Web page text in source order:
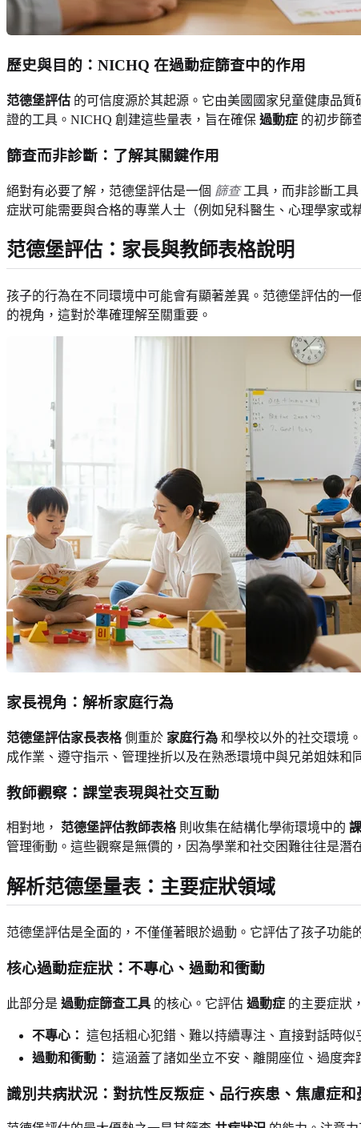
歷史與目的：NICHQ 在過動症篩查中的作用
范德堡評估 的可信度源於其起源。它由美國國家兒童健康品
證的工具。NICHQ 創建這些量表，旨在確保 過動症 的初步篩
篩查而非診斷：了解其關鍵作用
絕對有必要了解，范德堡評估是一個 篩查工具，而非診斷工具
症狀可能需要與合格的專業人士（例如兒科醫生、心理學家或
范德堡評估：家長與教師表格說明
孩子的行為在不同環境中可能會有顯著差異。范德堡評估的
的視角，這對於準確理解至關重要。
家長視角：解析家庭行為
范德堡評估家長表格側重於 家庭行為 和學校以外的社交環境
成作業、遵守指示、管理挫折以及在熟悉環境中與兄弟姐妹
教師觀察：課堂表現與社交互動
相對地， 范德堡評估教師表格則收集在結構化學術環境中的
管理衝動。這些觀察是無價的，因為學業和社交困難往往是潛
解析范德堡量表：主要症狀領域
范德堡評估是全面的，不僅僅著眼於過動。它評估了孩子功
核心過動症症狀：不專心、過動和衝動
此部分是 過動症篩查工具 的核心。它評估 過動症 的主要症狀
不專心： 這包括粗心犯錯、難以持續專注、直接對話時
過動和衝動： 這涵蓋了諸如坐立不安、離開座位、過度
識別共病狀況：對抗性反叛症、品行疾患、焦慮症和